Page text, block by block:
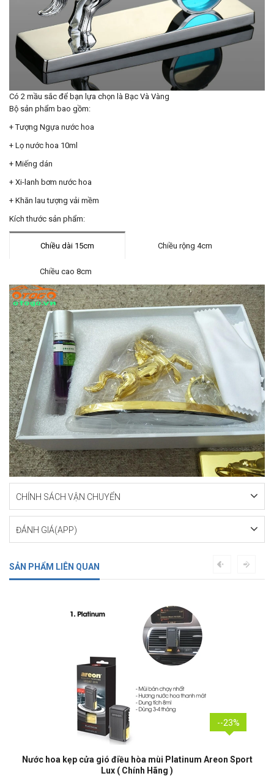
Có 2 mầu sắc để bạn lựa chọn là Bạc Và Vàng
Bộ sản phẩm bao gồm:
+ Tượng Ngựa nước hoa
+ Lọ nước hoa 10ml
+ Miếng dán
+ Xi-lanh bơm nước hoa
+ Khăn lau tượng vải mềm
Kích thước sản phẩm:
Chiều dài 15cm Chiều rộng 4cm
Chiều cao 8cm
CHÍNH SÁCH VẬN CHUYỂN
ĐÁNH GIÁ(APP)
SẢN PHẨM LIÊN QUAN
--23%
Nước hoa kẹp cửa gió điều hòa mùi Platinum Areon Sport
Lux ( Chính Hãng )